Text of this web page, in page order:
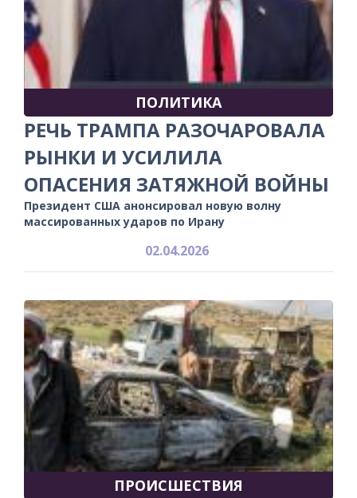
ПОЛИТИКА
РЕЧЬ ТРАМПА РАЗОЧАРОВАЛА
РЫНКИ И УСИЛИЛА
ОПАСЕНИЯ ЗАТЯЖНОЙ ВОЙНЫ
Президент США анонсировал новую волну
массированных ударов по Ирану
02.04.2026
ПРОИСШЕСТВИЯ